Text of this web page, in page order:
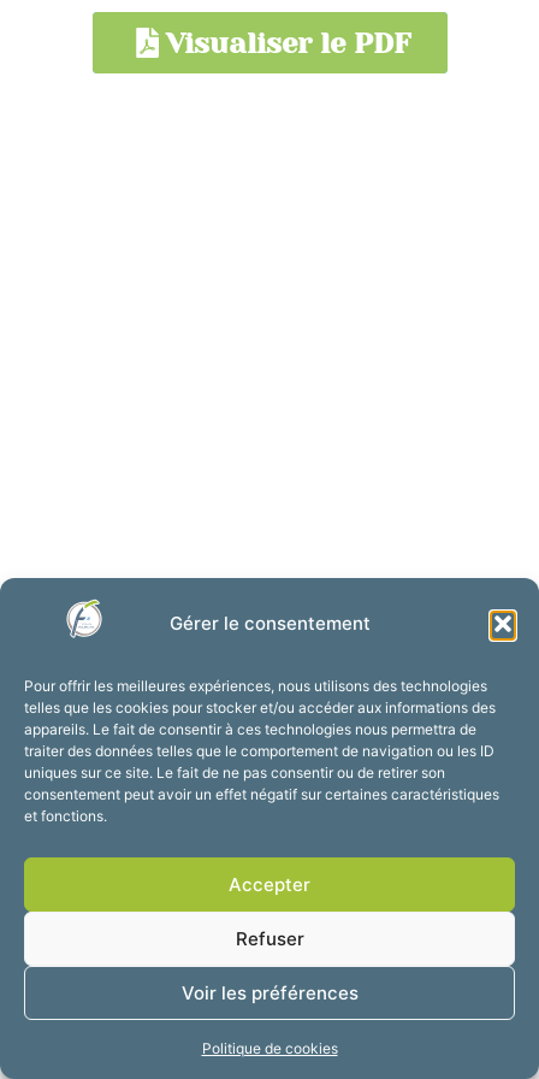
Gérer le consentement
Pour offrir les meilleures expériences, nous utilisons des technologies
telles que les cookies pour stocker et/ou accéder aux informations des
appareils. Le fait de consentir à ces technologies nous permettra de
traiter des données telles que le comportement de navigation ou les ID
uniques sur ce site. Le fait de ne pas consentir ou de retirer son
consentement peut avoir un effet négatif sur certaines caractéristiques
et fonctions.
Accepter
Refuser
Voir les préférences
Politique de cookies
Visualiser le PDF